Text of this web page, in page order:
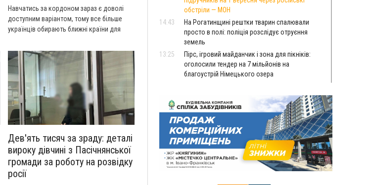
Навчатись за кордоном зараз є доволі
доступним варіантом, тому все більше
українців обирають ближні країни для
рішення в основному стають висока
якість освіти та більше можливостей
фінансової підтримки студентів.
Дев'ять тисяч за зраду: деталі
вироку дівчині з Пасічнянської
громади за роботу на розвідку
росії
обстріли — МОН
14:43
На Рогатинщині рештки тварин спалювали
просто в полі: поліція розслідує отруєння
земель
13:25
Пірс, ігровий майданчик і зона для пікніків:
оголосили тендер на 7 мільйонів на
благоустрій Німецького озера
11:18
Майстра лісу з Верховинщини оштрафували на
600 тисяч за переправлення чоловіків до
Румунії
10:49
На Прикарпатті через негоду сталися аварійні
вимкнення світла
10:43
За змову на тендері для Долинської лікарні
двох підприємців оштрафували на 272 тисячі